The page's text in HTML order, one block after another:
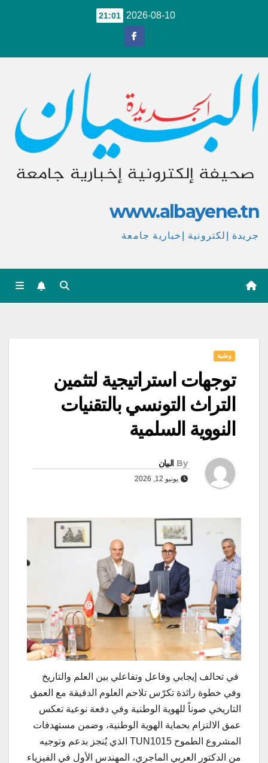
2026-08-10
21:01
www.albayene.tn
جريدة إلكترونية إخبارية جامعة
وطنية
توجهات استراتيجية لتثمين
التراث التونسي بالتقنيات
النووية السلمية
By البيان
يونيو 12, 2026
في تحالف إيجابي وفاعل وتفاعلي بين العلم والتاريخ
وفي خطوة رائدة تكرّس تلاحم العلوم الدقيقة مع العمق
التاريخي صوناً للهوية الوطنية وفي دفعة نوعية تعكس
عمق الالتزام بحماية الهوية الوطنية، وضمن مستهدفات
المشروع الطموح TUN1015 الذي يُنجز بدعم وتوجيه
من الدكتور العربي الماجري، المهندس الأول في الفيزياء